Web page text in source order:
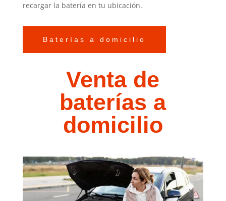
recargar la batería en tu ubicación.
Baterías a domicilio
Venta de
baterías a
domicilio